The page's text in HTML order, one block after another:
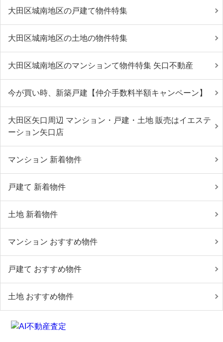
大田区城南地区の戸建て物件特集
大田区城南地区の土地の物件特集
大田区城南地区のマンションて物件特集 矢口不動産
今が買い時、新築戸建【仲介手数料半額キャンペーン】
大田区矢口周辺 マンション・戸建・土地 販売はイエステ
ーション矢口店
マンション 新着物件
戸建て 新着物件
土地 新着物件
マンション おすすめ物件
戸建て おすすめ物件
土地 おすすめ物件